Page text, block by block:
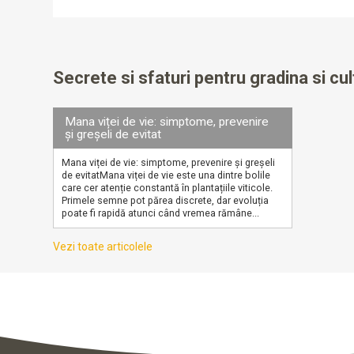
Secrete si sfaturi pentru gradina si
Mana viței de vie: simptome, prevenire
și greșeli de evitat
Mana viței de vie: simptome, prevenire și greșeli
de evitatMana viței de vie este una dintre bolile
care cer atenție constantă în plantațiile viticole.
Primele semne pot părea discrete, dar evoluția
poate fi rapidă atunci când vremea rămâne...
Vezi toate articolele